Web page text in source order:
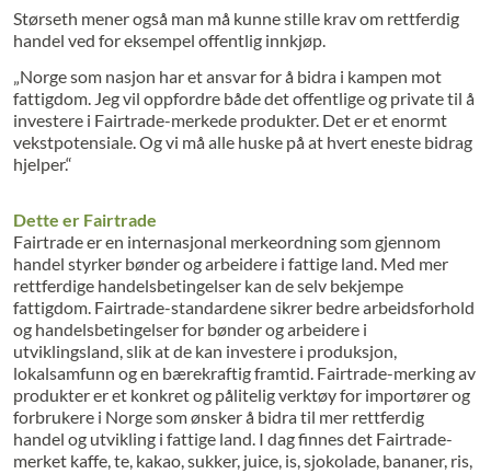
Størseth mener også man må kunne stille krav om rettferdig
handel ved for eksempel offentlig innkjøp.
„Norge som nasjon har et ansvar for å bidra i kampen mot
fattigdom. Jeg vil oppfordre både det offentlige og private til å
investere i Fairtrade-merkede produkter. Det er et enormt
vekstpotensiale. Og vi må alle huske på at hvert eneste bidrag
hjelper.“
Dette er Fairtrade
Fairtrade er en internasjonal merkeordning som gjennom
handel styrker bønder og arbeidere i fattige land. Med mer
rettferdige handelsbetingelser kan de selv bekjempe
fattigdom. Fairtrade-standardene sikrer bedre arbeidsforhold
og handelsbetingelser for bønder og arbeidere i
utviklingsland, slik at de kan investere i produksjon,
lokalsamfunn og en bærekraftig framtid. Fairtrade-merking av
produkter er et konkret og pålitelig verktøy for importører og
forbrukere i Norge som ønsker å bidra til mer rettferdig
handel og utvikling i fattige land. I dag finnes det Fairtrade-
merket kaffe, te, kakao, sukker, juice, is, sjokolade, bananer, ris,